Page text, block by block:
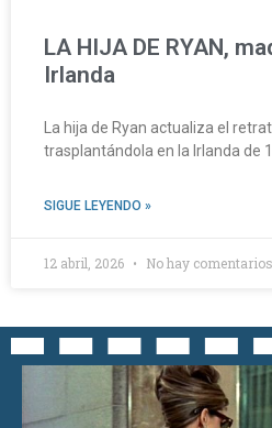
LA HIJA DE RYAN,
Irlanda
La hija de Ryan actualiza el
trasplantándola en la Irlanda de
SIGUE LEYENDO »
12 abril, 2026 No hay comentarios